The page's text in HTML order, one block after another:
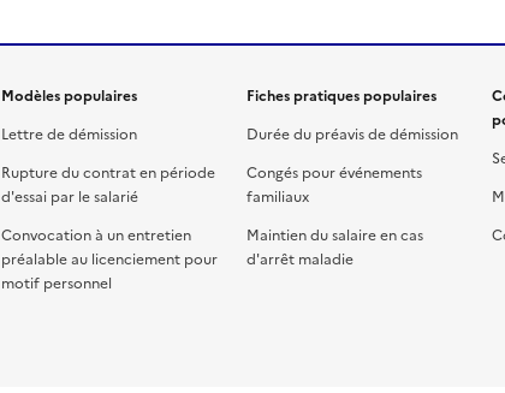
Modèles populaires
Lettre de démission
Rupture du contrat en période
d'essai par le salarié
Convocation à un entretien
préalable au licenciement pour
motif personnel
Fiches pratiques populaires
Durée du préavis de démission
Congés pour événements
familiaux
Maintien du salaire en cas
d'arrêt maladie